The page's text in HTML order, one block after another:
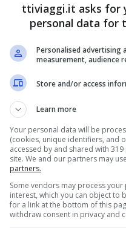
ti porta a esplorare
Il viaggio inizia
fino a
ttiviaggi.it asks for
personal data for
Personalised advertising
measurement, audience
Store and/or access
Learn more
Your personal data will be
(cookies, unique identifiers, and
accessed by and shared with
site. We and our partners may
partners.
Some vendors may process
interest, which you can object to
for a link at the bottom of this
withdraw consent in privacy and